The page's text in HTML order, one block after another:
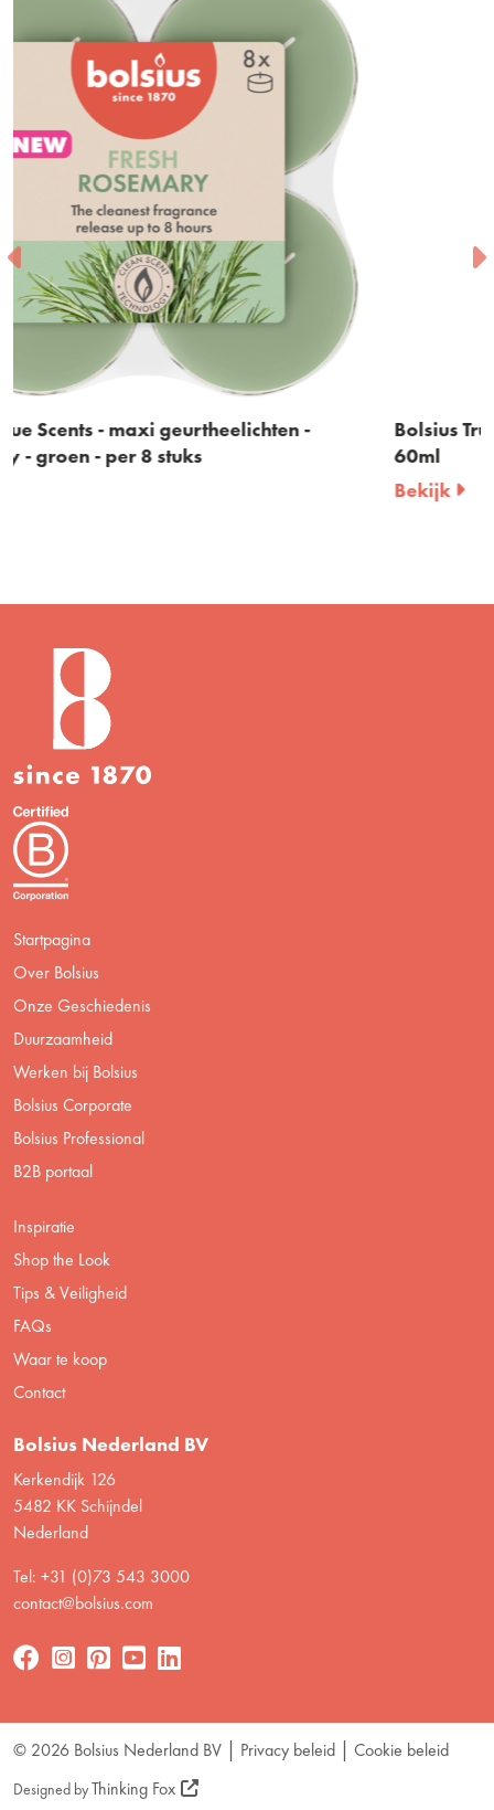
Bolsius True Scents – geurstokjes – Rosemary
60ml
Startpagina
Over Bolsius
Onze Geschiedenis
Duurzaamheid
Werken bij Bolsius
Bolsius Corporate
Bolsius Professional
B2B portaal
Inspiratie
Shop the Look
Tips & Veiligheid
FAQs
Waar te koop
Contact
Bolsius Nederland BV
Kerkendijk 126
5482 KK Schijndel
Nederland
Tel: +31 (0)73 543 3000
contact@bolsius.com
© 2026 Bolsius Nederland BV Privacy beleid Cookie beleid
Designed byThinking Fox